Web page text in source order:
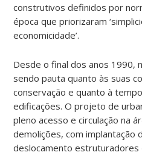
construtivos definidos por
época que priorizaram
economicidade’.
Desde o final dos anos 1990,
sendo pauta quanto às suas
conservação e quanto à
edificações. O projeto de
pleno acesso e circulação na
demolições, com implantação
deslocamento estruturadores